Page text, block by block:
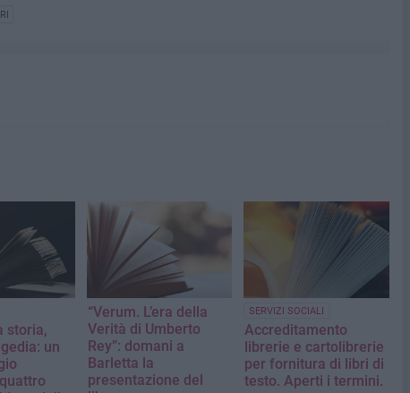
storia,
un
“Verum. L’era della
Verità di Umberto
Rey”: domani a
Barletta la
presentazione del
SERVIZI SOCIALI
Accreditamento
librerie e cartolibrerie
per fornitura di libri di
testo. Aperti i termini.